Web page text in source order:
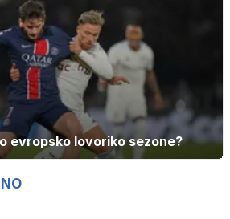
evropsko lovoriko sezone?